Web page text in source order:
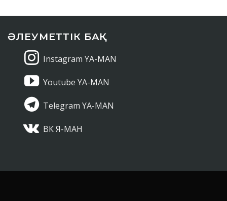
ӘЛЕУМЕТТІК БАҚ
Instagram YA-MAN
Youtube YA-MAN
Telegram YA-MAN
ВК Я-МАН